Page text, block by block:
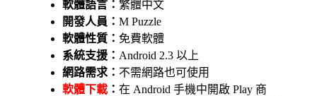
軟體語言： 繁體中文
開發人員： M Puzzle
軟體性質： 免費軟體
系統支援： Android 2.3 以上
網路需求： 不需網路也可使用
軟體下載 ： 在 Android 手機中開啟 Play 商